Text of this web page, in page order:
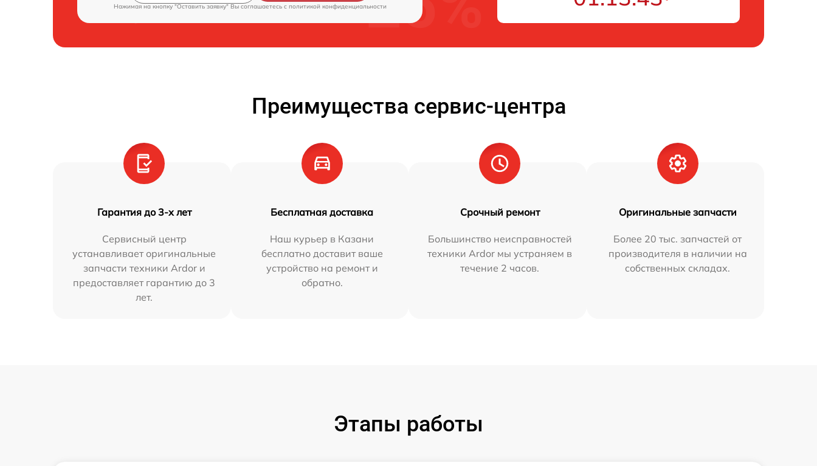
Нажимая на кнопку "Оставить заявку" Вы соглашаетесь c политикой конфиденциальности
Преимущества сервис-центра
Гарантия до 3-х лет
Сервисный центр
устанавливает оригинальные
запчасти техники Ardor и
предоставляет гарантию до 3
лет.
Бесплатная доставка
Наш курьер в Казани
бесплатно доставит ваше
устройство на ремонт и
обратно.
Срочный ремонт
Большинство неисправностей
техники Ardor мы устраняем в
течение 2 часов.
Оригинальные запчасти
Более 20 тыс. запчастей от
производителя в наличии на
собственных складах.
Этапы работы